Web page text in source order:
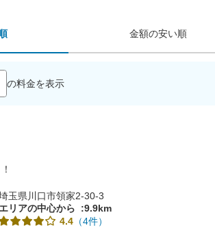
金額の安い順
の料金を表示
！
玉県川口市領家2-30-3
エリアの中心から
:9.9km
4.4 （4件）